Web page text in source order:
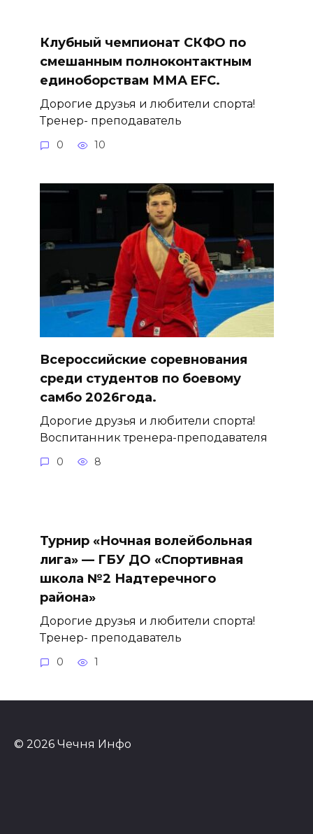
Клубный чемпионат СКФО по
смешанным полноконтактным
единоборствам ММА EFC.
Дорогие друзья и любители спорта!
Тренер- преподаватель
0 10
Всероссийские соревнования
среди студентов по боевому
самбо 2026года.
Дорогие друзья и любители спорта!
Воспитанник тренера-преподавателя
0 8
Турнир «Ночная волейбольная
лига» — ГБУ ДО «Спортивная
школа №2 Надтеречного
района»
Дорогие друзья и любители спорта!
Тренер- преподаватель
0 1
© 2026 Чечня Инфо